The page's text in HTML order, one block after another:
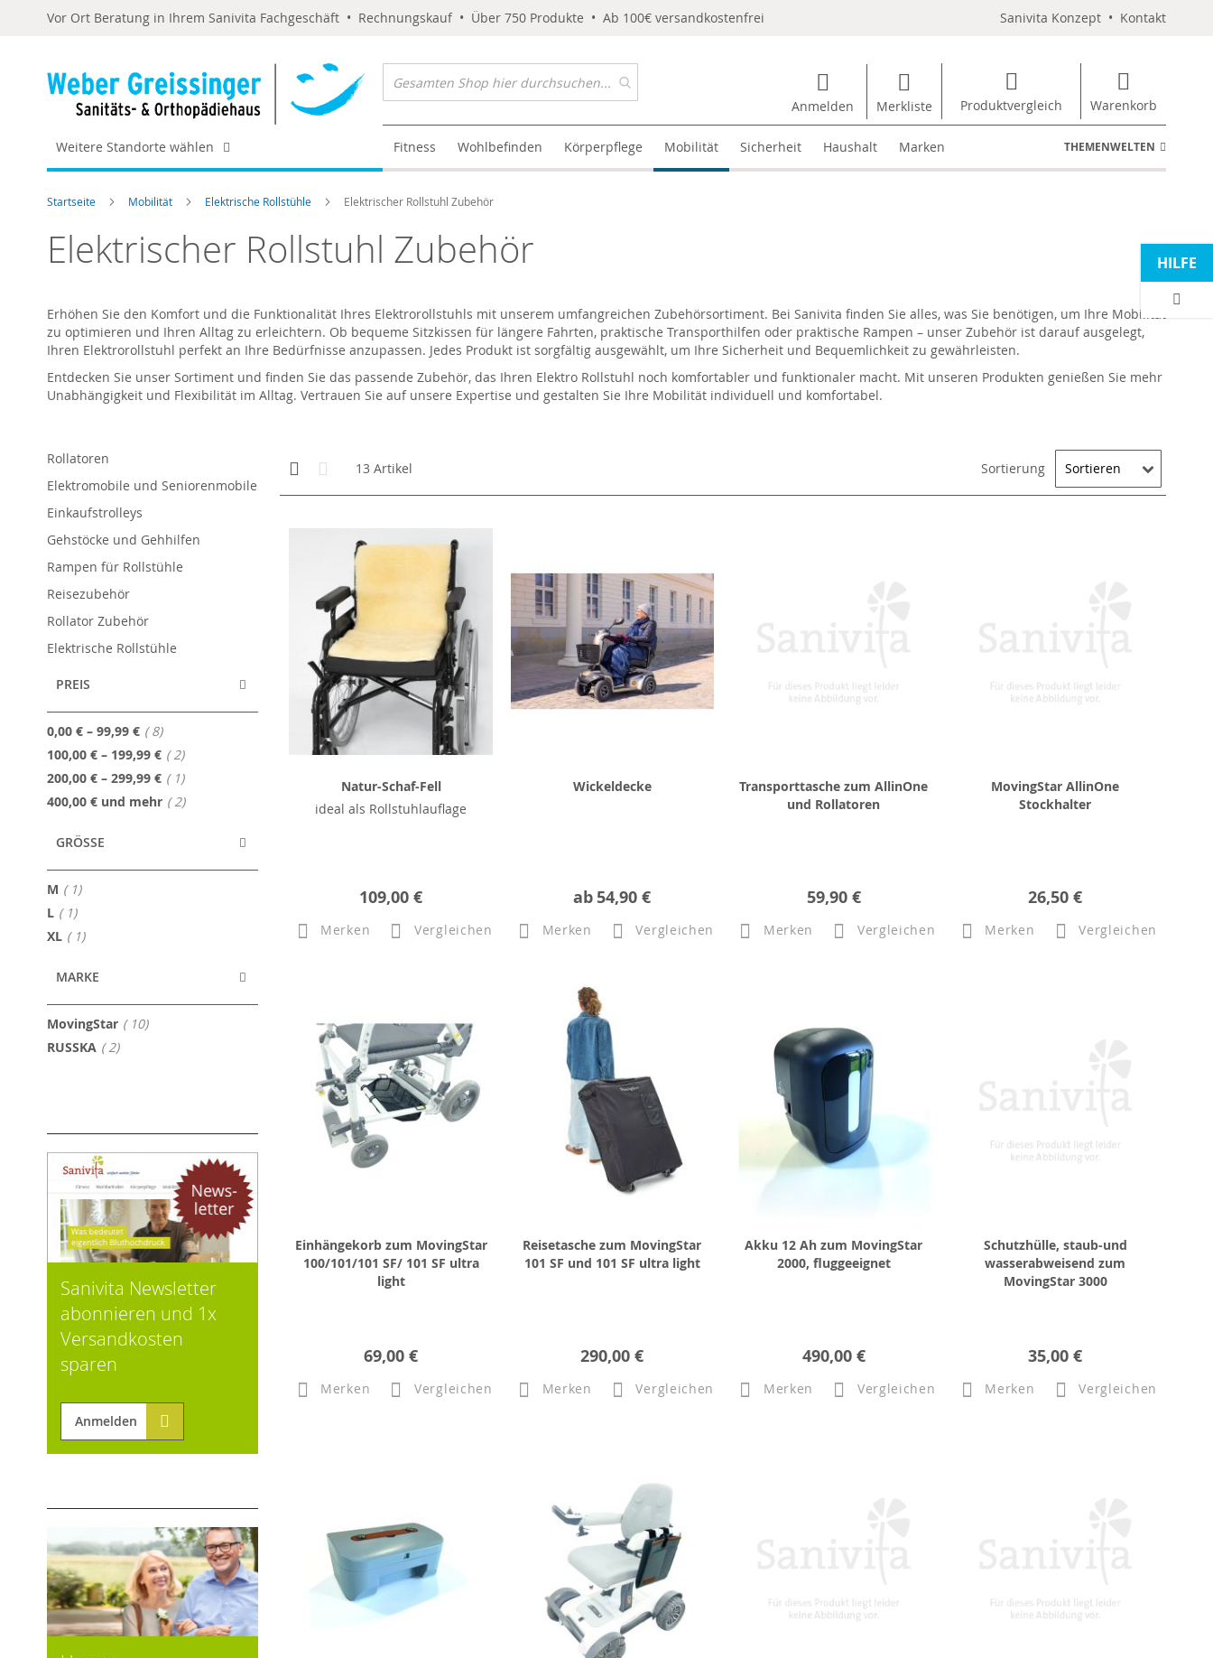
Vor Ort Beratung in Ihrem Sanivita Fachgeschäft • Rechnungskauf • Über 750 Produkte • Ab 100€ versandkostenfrei Sanivita Konzept • Kontakt
Anmelden Merkliste Produktvergleich Warenkorb
Weitere Standorte wählen Fitness Wohlbefinden Körperpflege Mobilität Sicherheit Haushalt Marken THEMENWELTEN
Startseite Mobilität Elektrische Rollstühle Elektrischer Rollstuhl Zubehör
Elektrischer Rollstuhl Zubehör
Erhöhen Sie den Komfort und die Funktionalität Ihres Elektrorollstuhls mit unserem umfangreichen Zubehörsortiment. Bei Sanivita finden Sie alles, was Sie benötigen, um Ihre Mobilität
zu optimieren und Ihren Alltag zu erleichtern. Ob bequeme Sitzkissen für längere Fahrten, praktische Transporthilfen oder praktische Rampen – unser Zubehör ist darauf ausgelegt,
Ihren Elektrorollstuhl perfekt an Ihre Bedürfnisse anzupassen. Jedes Produkt ist sorgfältig ausgewählt, um Ihre Sicherheit und Bequemlichkeit zu gewährleisten.
Entdecken Sie unser Sortiment und finden Sie das passende Zubehör, das Ihren Elektro Rollstuhl noch komfortabler und funktionaler macht. Mit unseren Produkten genießen Sie mehr
Unabhängigkeit und Flexibilität im Alltag. Vertrauen Sie auf unsere Expertise und gestalten Sie Ihre Mobilität individuell und komfortabel.
Anzeigen
als
Kachelansicht
13 Artikel Sortierung
Natur-Schaf-Fell
ideal als Rollstuhlauflage
109,00 €
Merken Vergleichen
Wickeldecke
ab 54,90 €
Merken Vergleichen
Transporttasche zum AllinOne
und Rollatoren
59,90 €
Merken Vergleichen
MovingStar AllinOne
Stockhalter
26,50 €
Merken Vergleichen
Einhängekorb zum MovingStar
100/101/101 SF/ 101 SF ultra
light
69,00 €
Merken Vergleichen
Reisetasche zum MovingStar
101 SF und 101 SF ultra light
290,00 €
Merken Vergleichen
Akku 12 Ah zum MovingStar
2000, fluggeeignet
490,00 €
Merken Vergleichen
Schutzhülle, staub-und
wasserabweisend zum
MovingStar 3000
35,00 €
Merken Vergleichen
Rollatoren
Elektromobile und Seniorenmobile
Einkaufstrolleys
Gehstöcke und Gehhilfen
Rampen für Rollstühle
Reisezubehör
Rollator Zubehör
Elektrische Rollstühle
PREIS
0,00 € – 99,99 € 8Artikel
100,00 € – 199,99 € 2Artikel
200,00 € – 299,99 € 1Artikel
400,00 € und mehr 2Artikel
GRÖSSE
M 1Artikel
L 1Artikel
XL 1Artikel
MARKE
MovingStar 10Artikel
RUSSKA 2Artikel
Sanivita Newsletter
abonnieren und 1x
Versandkosten
sparen
Anmelden
HILFE